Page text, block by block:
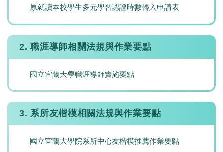
原就讀本校學生多元學習認證時數轉入申請表
2. 職涯導師相關法規與作業要點
國立宜蘭大學職涯導師實施要點
3. 系所友楷模相關法規與作業要點
國立宜蘭大學院系所中心友楷模推薦作業要點